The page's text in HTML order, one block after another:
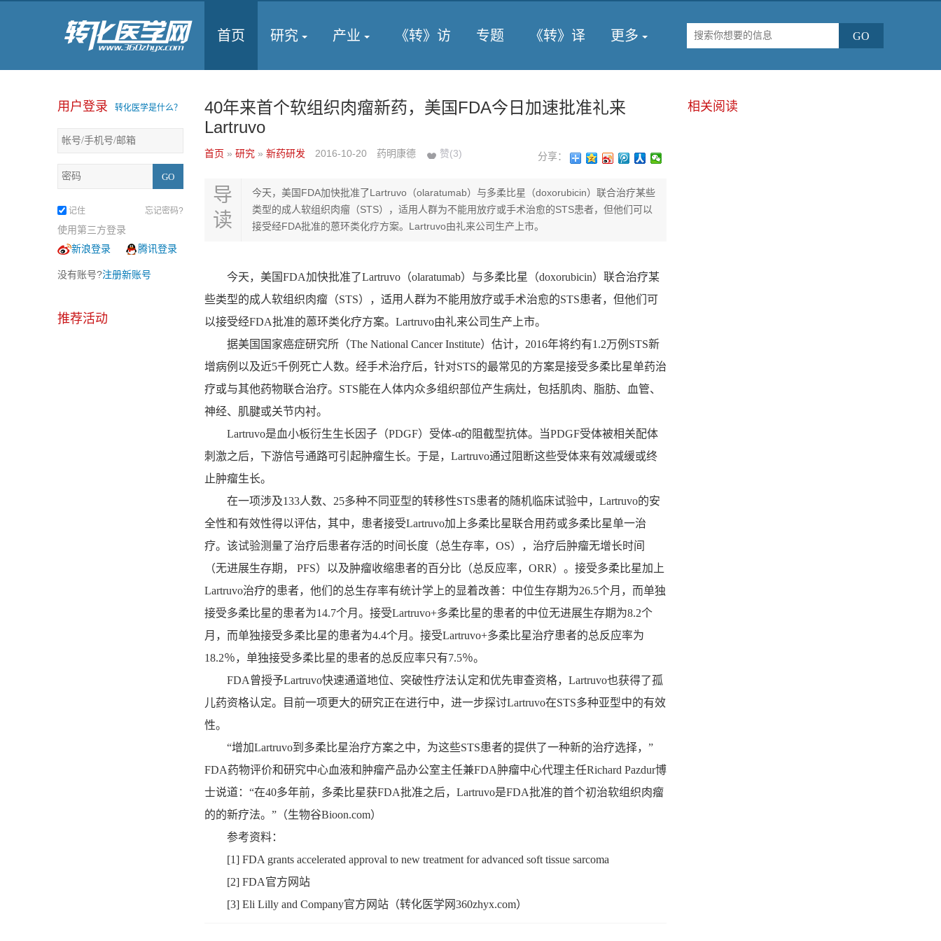
首页 研究 产业 《转》访 专题 《转》译 更多
用户登录 转化医学是什么？
记住 忘记密码?
使用第三方登录
新浪登录
腾讯登录
没有账号?注册新账号
推荐活动
40年来首个软组织肉瘤新药，美国FDA今日加速批准礼来
Lartruvo
首页 » 研究 » 新药研发 2016-10-20 药明康德 赞(3) 分享：
导
读
今天，美国FDA加快批准了Lartruvo（olaratumab）与多柔比星（doxorubicin）联合治疗某些
类型的成人软组织肉瘤（STS），适用人群为不能用放疗或手术治愈的STS患者，但他们可以
接受经FDA批准的蒽环类化疗方案。Lartruvo由礼来公司生产上市。
今天，美国FDA加快批准了Lartruvo（olaratumab）与多柔比星（doxorubicin）联合治疗某
些类型的成人软组织肉瘤（STS），适用人群为不能用放疗或手术治愈的STS患者，但他们可
以接受经FDA批准的蒽环类化疗方案。Lartruvo由礼来公司生产上市。
据美国国家癌症研究所（The National Cancer Institute）估计，2016年将约有1.2万例STS新
增病例以及近5千例死亡人数。经手术治疗后，针对STS的最常见的方案是接受多柔比星单药治
疗或与其他药物联合治疗。STS能在人体内众多组织部位产生病灶，包括肌肉、脂肪、血管、
神经、肌腱或关节内衬。
Lartruvo是血小板衍生生长因子（PDGF）受体-α的阻截型抗体。当PDGF受体被相关配体
刺激之后，下游信号通路可引起肿瘤生长。于是，Lartruvo通过阻断这些受体来有效减缓或终
止肿瘤生长。
在一项涉及133人数、25多种不同亚型的转移性STS患者的随机临床试验中，Lartruvo的安
全性和有效性得以评估，其中，患者接受Lartruvo加上多柔比星联合用药或多柔比星单一治
疗。该试验测量了治疗后患者存活的时间长度（总生存率，OS），治疗后肿瘤无增长时间
（无进展生存期， PFS）以及肿瘤收缩患者的百分比（总反应率，ORR）。接受多柔比星加上
Lartruvo治疗的患者，他们的总生存率有统计学上的显着改善：中位生存期为26.5个月，而单独
接受多柔比星的患者为14.7个月。接受Lartruvo+多柔比星的患者的中位无进展生存期为8.2个
月，而单独接受多柔比星的患者为4.4个月。接受Lartruvo+多柔比星治疗患者的总反应率为
18.2％，单独接受多柔比星的患者的总反应率只有7.5％。
FDA曾授予Lartruvo快速通道地位、突破性疗法认定和优先审查资格，Lartruvo也获得了孤
儿药资格认定。目前一项更大的研究正在进行中，进一步探讨Lartruvo在STS多种亚型中的有效
性。
“增加Lartruvo到多柔比星治疗方案之中，为这些STS患者的提供了一种新的治疗选择，”
FDA药物评价和研究中心血液和肿瘤产品办公室主任兼FDA肿瘤中心代理主任Richard Pazdur博
士说道：“在40多年前，多柔比星获FDA批准之后，Lartruvo是FDA批准的首个初治软组织肉瘤
的的新疗法。”（生物谷Bioon.com）
参考资料：
[1] FDA grants accelerated approval to new treatment for advanced soft tissue sarcoma
[2] FDA官方网站
[3] Eli Lilly and Company官方网站（转化医学网360zhyx.com）
相关阅读